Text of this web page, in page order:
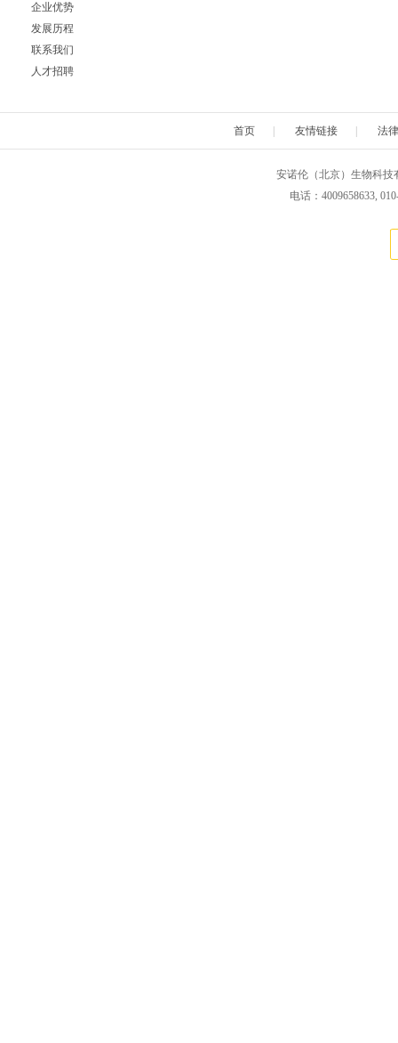
企业优势
发展历程
联系我们
人才招聘
首页 友情链接 法
安诺伦（北京）生物科技
电话：4009658633,